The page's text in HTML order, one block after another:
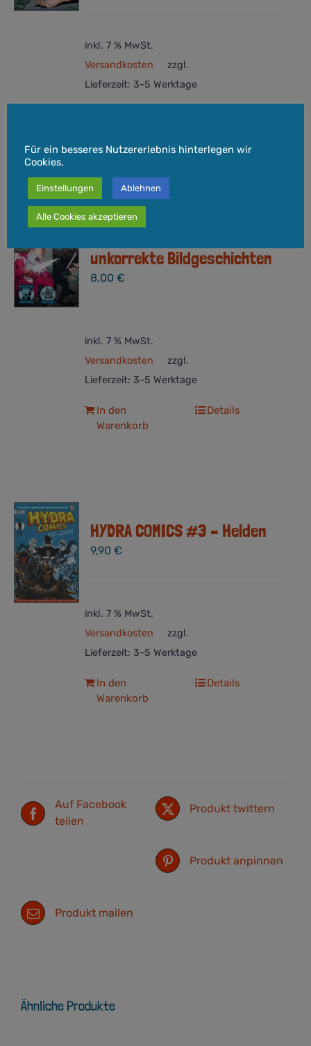
inkl. 7 % MwSt.
zzgl.
Versandkosten
Lieferzeit: 3-5 Werktage
unkorrekte Bildgeschichten
8,00 €
inkl. 7 % MwSt.
zzgl.
Versandkosten
Lieferzeit: 3-5 Werktage
In den
Warenkorb
Details
HYDRA COMICS #3 – Helden
9,90 €
inkl. 7 % MwSt.
zzgl.
Versandkosten
Lieferzeit: 3-5 Werktage
In den
Warenkorb
Details
Auf Facebook
teilen
Produkt twittern
Produkt anpinnen
Produkt mailen
Ähnliche Produkte
Für ein besseres Nutzererlebnis hinterlegen wir
Cookies.
Einstellungen Ablehnen
Alle Cookies akzeptieren